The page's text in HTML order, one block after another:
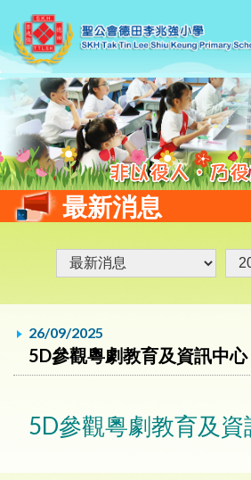
最新消息
26/09/2025
5D參觀粵劇教育及資訊中心
5D參觀粵劇教育及資